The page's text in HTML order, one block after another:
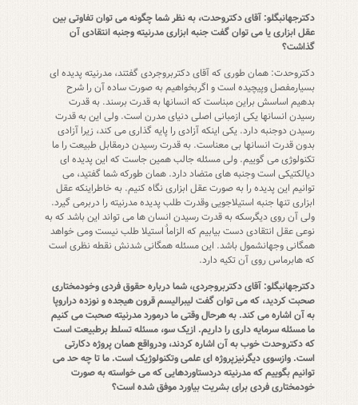
دکترجهانبگلو: آقای دکتروحدت، به نظر شما چگونه می توان تفاوتی بین
عقل ابزاری یا می توان گفت جنبه ابزاری مدرنیته وجنبه انتقادی آن
گذاشت؟
دکتروحدت: همان طوری که آقای دکتربروجردی گفتند، مدرنیته پدیده ای
بسیارمفصل وپیچیده است و اگربخواهیم به صورت ساده آن را شرح
بدهیم اساسش براین مبناست که انسانها به قدرت برسند. به قدرت
رسیدن انسانها یکی ازمبانی اصلی دنیای مدرن است. ولی این به قدرت
رسیدن دوجنبه دارد. یکی اینکه آزادی را پایه گذاری می کند، زیرا آزادی
بدون قدرت انسانها بی معناست. به قدرت رسیدن درمقابل طبیعت را ما
تکنولوژی می گوییم. ولی مسئله جالب همین جاست که این پدیده ای
دیالکتیکی است وجنبه های متضاد دارد. همان طورکه شما گفتید، می
توانیم این پدیده را به صورت عقل ابزاری نگاه کنیم. به خاطراینکه عقل
ابزاری تنها جنبه استیلاجویی وقدرت طلب پدیده مدرنیته را دربرمی گیرد.
ولی آن روی دیگرسکه به قدرت رسیدن انسان ها می تواند این باشد که به
نوعی عقل انتقادی دست بیابیم که الزاماٌ استیلا طلب نیست ومی خواهد
همگانی وجهانشمول باشد. این مسئله همگانی شدنش نقطه نظری است
که هابرماس روی آن تکیه دارد.
دکترجهانبگلو: آقای دکتربروجردی، شما درباره حقوق فردی وخودمختاری
صحبت کردید، که می توان گفت لیبرالیسم قرون هیجده و نوزده دراروپا
به آن اشاره می کند. به هرحال وقتی ما درمورد مدرنیته صحبت می کنیم
ما مسئله سرمایه داری را داریم. ازیک سو، مسئله تسلط برطبیعت است
که دکتروحدت خوب به آن اشاره کردند، ودرواقع همان پروژه دکارتی
است. وازسوی دیگرنیزپروژه ای علمی وتکنولوژیک است. ما تا چه حد می
توانیم بگوییم که مدرنیته دردستاوردهایی که می خواسته به صورت
خودمختاری فردی برای بشریت بیاورد موفق شده است؟